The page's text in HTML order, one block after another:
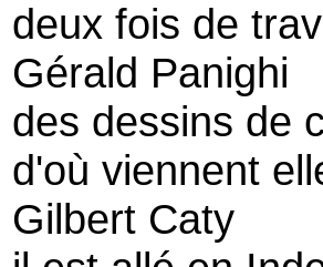
deux fois de
Gérald Panighi
des dessins de
d'où viennent
Gilbert Caty